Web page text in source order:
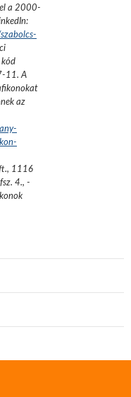
a 2000-
11. A
az
, 1116
4., -